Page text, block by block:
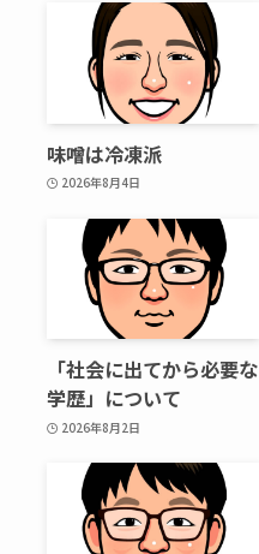
味噌は冷凍派
2026年8月4日
「社会に出てから必要な
学歴」について
2026年8月2日